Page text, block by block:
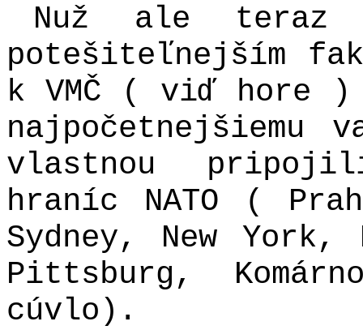
Nuž ale
potešiteľnejším
k VMČ ( viď hore )
najpočetnejšiemu
vlastnou
hraníc NATO (
Sydney, New
Pittsburg,
cúvlo).